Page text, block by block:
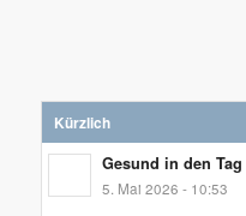
Kürzlich
Gesund in den
5. Mai 2026 - 10:53